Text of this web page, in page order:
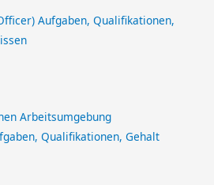
Aufgaben, Qualifikationen,
Qualifikationen, Gehalt